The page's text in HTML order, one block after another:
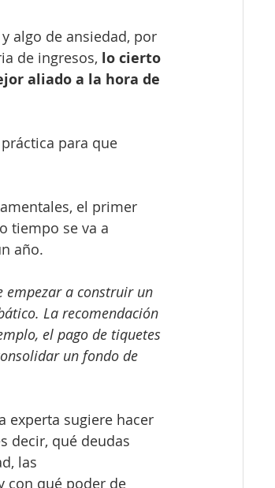
algo de ansiedad, por
de ingresos, lo cierto
aliado a la hora de
para que
el primer
tiempo se va a
año.
empezar a construir un
La recomendación
el pago de tiquetes
un fondo de
experta sugiere hacer
decir, qué deudas
las
con qué poder de